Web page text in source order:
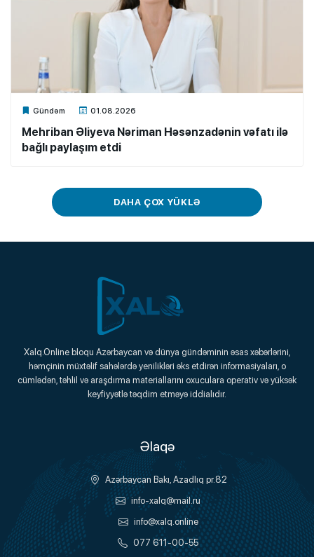
Gündəm 01.08.2026
Xalq.Online
Mehriban Əliyeva Nəriman Həsənzadənin vəfatı ilə
bağlı paylaşım etdi
DAHA ÇOX YÜKLƏ
Xalq.Online
Onlayn Platforma
Xalq.Online bloqu Azərbaycan və dünya gündəminin əsas xəbərlərini,
həmçinin müxtəlif sahələrdə yenilikləri əks etdirən informasiyaları, o
cümlədən, təhlil və araşdırma materiallarını oxuculara operativ və yüksək
keyfiyyətlə təqdim etməyə iddialıdır.
Əlaqə
Azərbaycan Bakı, Azadlıq pr.82
info-xalq@mail.ru
info@xalq.online
077 611-00-55